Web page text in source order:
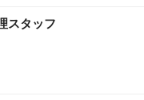
スタッフ